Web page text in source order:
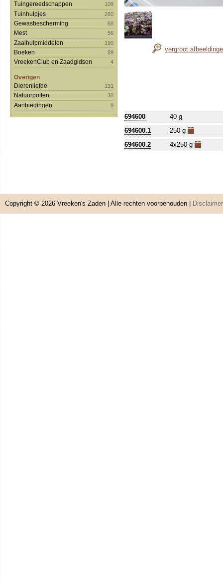
Tuingereedschappen 109
Tuinhulpjes 260
Gewasbescherming 68
Mest 56
Zaaihulpmiddelen 190
Boeken 89
VreekenClub en Zaadgidsen 4
Overigen
Dierenliefde
131
Natuurpotten 38
Aanbiedingen 9
vergroot
694600
40 g
694600.1
250 g
694600.2
4x250 g
Copyright © 2026 Vreeken's Zaden | Alle rechten voorbehouden | Disclaimer